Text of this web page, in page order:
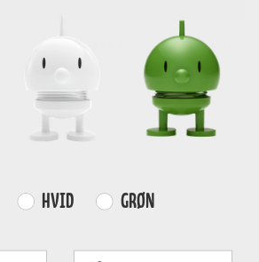
1-3 dages levering
HURTIG LEVERING
1-3 hverdage
HVID GRØN